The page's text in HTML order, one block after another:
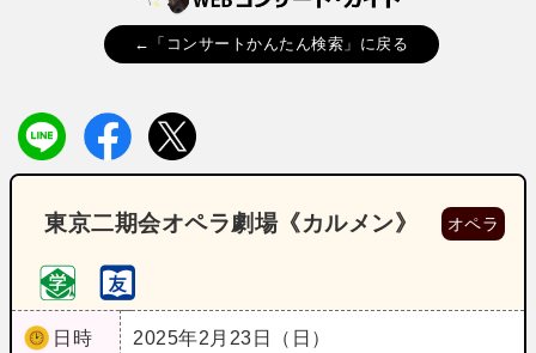
←「コンサートかんたん検索」に戻る
東京二期会オペラ劇場《カルメン》 オペラ
日時
2025年2月23日（日）